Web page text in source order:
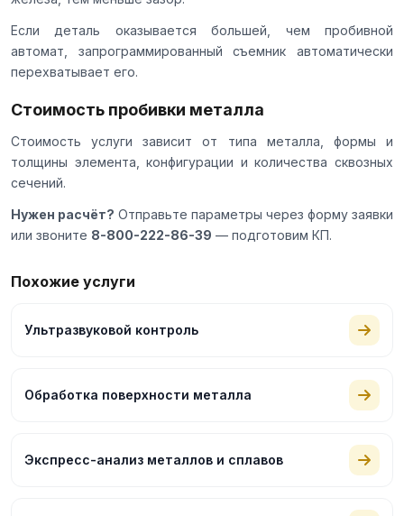
Если деталь оказывается большей, чем пробивной
автомат, запрограммированный съемник автоматически
перехватывает его.
Стоимость пробивки металла
Стоимость услуги зависит от типа металла, формы и
толщины элемента, конфигурации и количества сквозных
сечений.
Нужен расчёт? Отправьте параметры через форму заявки
или звоните 8-800-222-86-39 — подготовим КП.
Похожие услуги
Ультразвуковой контроль
Обработка поверхности металла
Экспресс-анализ металлов и сплавов